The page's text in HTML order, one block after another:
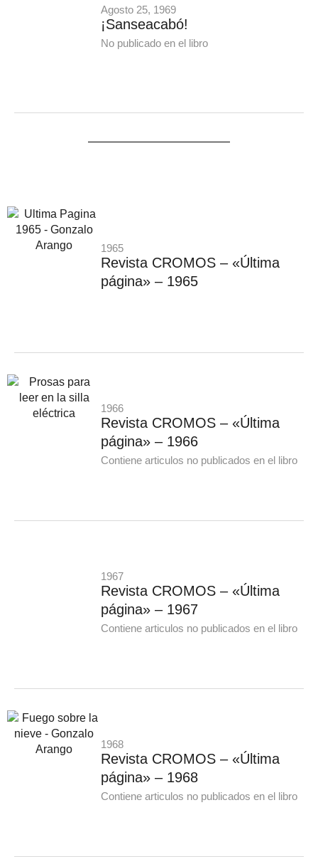
Agosto 25, 1969
¡Sanseacabó!
No publicado en el libro
1965
Revista CROMOS – «Última
página» – 1965
1966
Revista CROMOS – «Última
página» – 1966
Contiene articulos no publicados en el libro
1967
Revista CROMOS – «Última
página» – 1967
Contiene articulos no publicados en el libro
1968
Revista CROMOS – «Última
página» – 1968
Contiene articulos no publicados en el libro